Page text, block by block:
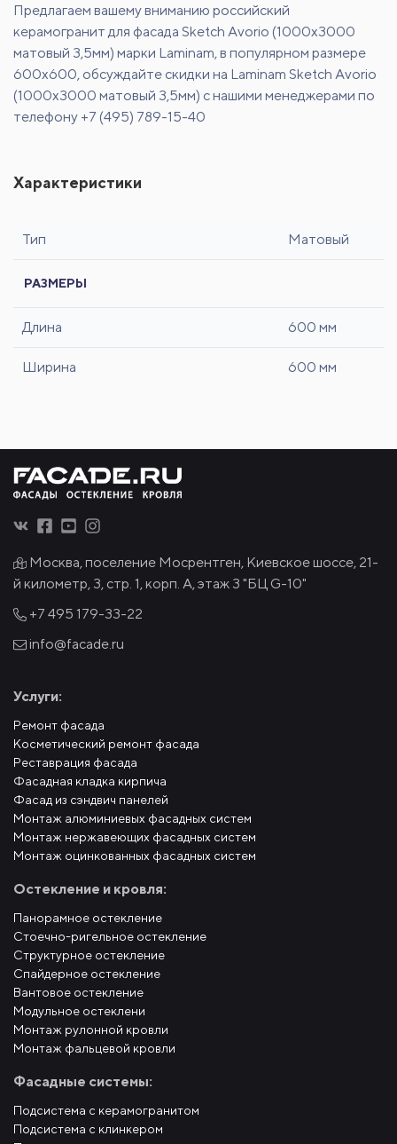
Предлагаем вашему вниманию российский
керамогранит для фасада Sketch Avorio (1000x3000
матовый 3,5мм) марки Laminam, в популярном размере
600х600, обсуждайте скидки на Laminam Sketch Avorio
(1000x3000 матовый 3,5мм) с нашими менеджерами по
телефону +7 (495) 789-15-40
Характеристики
Тип Матовый
РАЗМЕРЫ
Длина 600 мм
Ширина 600 мм
Москва, поселение Мосрентген, Киевское шоссе, 21-
й километр, 3, стр. 1, корп. А, этаж 3 "БЦ G-10"
+7 495 179-33-22
info@facade.ru
Услуги:
Ремонт фасада
Косметический ремонт фасада
Реставрация фасада
Фасадная кладка кирпича
Фасад из сэндвич панелей
Монтаж алюминиевых фасадных систем
Монтаж нержавеющих фасадных систем
Монтаж оцинкованных фасадных систем
Остекление и кровля:
Панорамное остекление
Стоечно-ригельное остекление
Структурное остекление
Спайдерное остекление
Вантовое остекление
Модульное остеклени
Монтаж рулонной кровли
Монтаж фальцевой кровли
Фасадные системы:
Подсистема с керамогранитом
Подсистема с клинкером